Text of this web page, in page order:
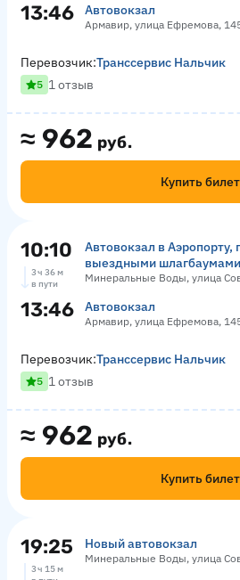
13:46 Автовокзал
Армавир, улица Ефремова,
≈ 962 руб.
Купить билет
Перевозчик:Транссервис Нальчик
5 1 отзыв
10:10
Автовокзал в Аэропорту,
выездными
Минеральные Воды, улица
3 ч 36 м
в пути
13:46 Автовокзал
Армавир, улица Ефремова,
≈ 962 руб.
Купить билет
Перевозчик:Транссервис Нальчик
5 1 отзыв
19:25 Новый автовокзал
Минеральные Воды, улица
3 ч 15 м